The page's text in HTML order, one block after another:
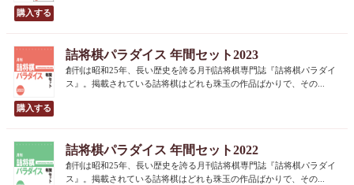
詰将棋パラダイス 年間セット2023
創刊は昭和25年、長い歴史を誇る月刊詰将棋専門誌『詰将棋パラダイ
ス』。掲載されている詰将棋はどれも珠玉の作品ばかりで、その...
詰将棋パラダイス 年間セット2022
創刊は昭和25年、長い歴史を誇る月刊詰将棋専門誌『詰将棋パラダイ
ス』。掲載されている詰将棋はどれも珠玉の作品ばかりで、その...